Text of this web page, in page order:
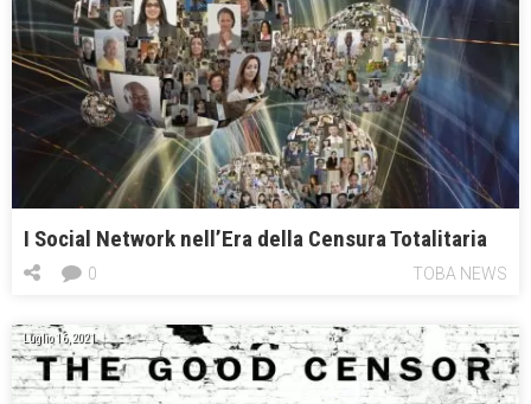
I Social Network nell’Era della Censura Totalitaria
TOBA NEWS
0
Luglio 16, 2021